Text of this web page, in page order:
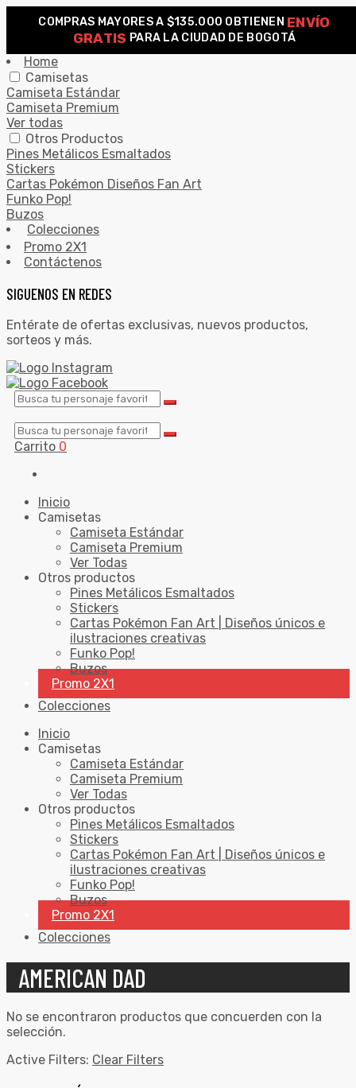
COMPRAS MAYORES A $135.000 OBTIENEN ENVÍO
GRATIS PARA LA CIUDAD DE BOGOTÁ
SEARCH
Home
Camisetas
Camiseta Estándar
Camiseta Premium
Ver todas
Otros Productos
Pines Metálicos Esmaltados
Stickers
Cartas Pokémon Diseños Fan Art
Funko Pop!
Buzos
Colecciones
Promo 2X1
Contáctenos
SIGUENOS EN REDES
Entérate de ofertas exclusivas, nuevos productos,
sorteos y más.
Carrito 0
Inicio
Camisetas
Camiseta Estándar
Camiseta Premium
Ver Todas
Otros productos
Pines Metálicos Esmaltados
Stickers
Cartas Pokémon Fan Art | Diseños únicos e
ilustraciones creativas
Funko Pop!
Buzos
Promo 2X1
Colecciones
Inicio
Camisetas
Camiseta Estándar
Camiseta Premium
Ver Todas
Otros productos
Pines Metálicos Esmaltados
Stickers
Cartas Pokémon Fan Art | Diseños únicos e
ilustraciones creativas
Funko Pop!
Buzos
Promo 2X1
Colecciones
AMERICAN DAD
No se encontraron productos que concuerden con la
selección.
Active Filters: Clear Filters